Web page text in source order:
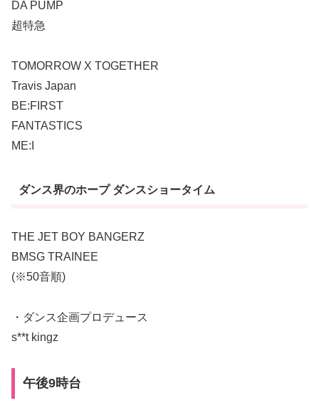
DA PUMP
超特急
TOMORROW X TOGETHER
Travis Japan
BE:FIRST
FANTASTICS
ME:I
ダンス界のホープ ダンスショータイム
THE JET BOY BANGERZ
BMSG TRAINEE
(※50音順)
・ダンス企画プロデュース
s**t kingz
午後9時台